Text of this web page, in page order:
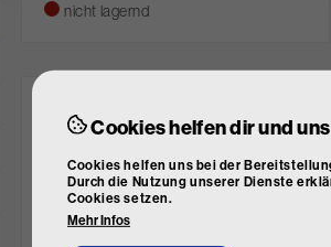
nicht lagernd
Cookies helfen dir und uns
Cookies helfen uns bei der
Durch die Nutzung unserer Dienste
Cookies setzen.
Mehr Infos